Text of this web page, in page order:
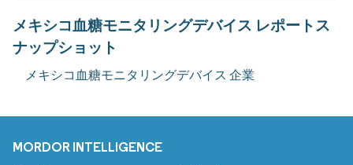
メキシコ血糖モニタリングデバイス レポートス
ナップショット
メキシコ血糖モニタリングデバイス 企業
MORDOR INTELLIGENCE